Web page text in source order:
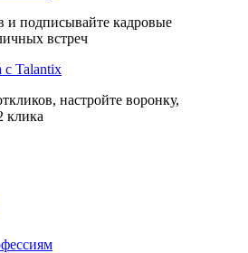
и подписывайте кадровые
встреч
с Talantix
настройте воронку,
клика